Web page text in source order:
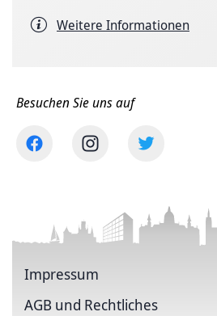
Weitere Informationen
Besuchen Sie uns auf
Impressum
AGB und Rechtliches